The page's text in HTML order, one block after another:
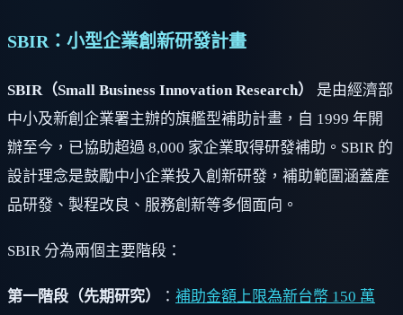
SBIR：小型企業創新研發計畫
SBIR（Small Business Innovation Research）
是由經濟部
中小及新創企業署主辦的旗艦型補助計畫，自 1999 年開
辦至今，已協助超過 8,000 家企業取得研發補助。SBIR 的
設計理念是鼓勵中小企業投入創新研發，補助範圍涵蓋產
品研發、製程改良、服務創新等多個面向。
SBIR 分為兩個主要階段：
第一階段（先期研究） ： 補助金額上限為新台幣 150 萬